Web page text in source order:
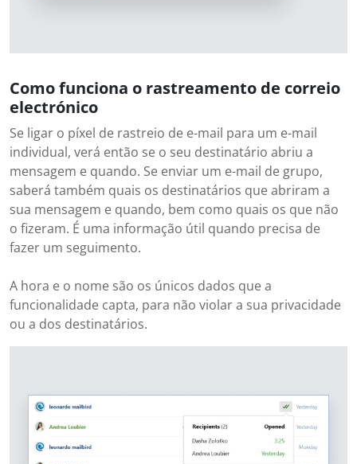
Como funciona o rastreamento de correio
electrónico
Se ligar o píxel de rastreio de e-mail para um e-mail
individual, verá então se o seu destinatário abriu a
mensagem e quando. Se enviar um e-mail de grupo,
saberá também quais os destinatários que abriram a
sua mensagem e quando, bem como quais os que não
o fizeram. É uma informação útil quando precisa de
fazer um seguimento.
A hora e o nome são os únicos dados que a
funcionalidade capta, para não violar a sua privacidade
ou a dos destinatários.